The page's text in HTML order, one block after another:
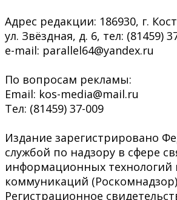
Адрес редакции: 186930, г.
ул. Звёздная, д. 6, тел: (81459)
e-mail: parallel64@yandex.ru
По вопросам рекламы:
Email: kos-media@mail.ru
Тел: (81459) 37-009
Издание зарегистрировано
службой по надзору в сфере
информационных технологий
коммуникаций (Роскомнадзор)
Регистрационное